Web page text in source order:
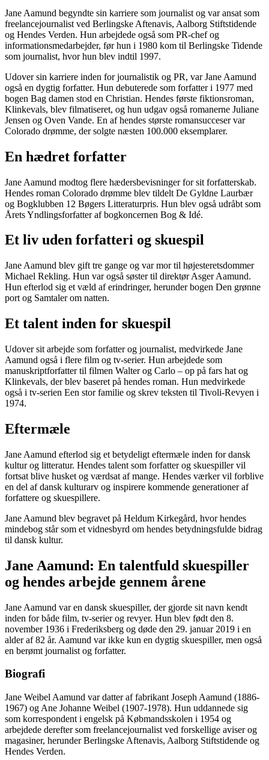
Jane Aamund begyndte sin karriere som journalist og var ansat som
freelancejournalist ved Berlingske Aftenavis, Aalborg Stiftstidende
og Hendes Verden. Hun arbejdede også som PR-chef og
informationsmedarbejder, før hun i 1980 kom til Berlingske Tidende
som journalist, hvor hun blev indtil 1997.
Udover sin karriere inden for journalistik og PR, var Jane Aamund
også en dygtig forfatter. Hun debuterede som forfatter i 1977 med
bogen Bag damen stod en Christian. Hendes første fiktionsroman,
Klinkevals, blev filmatiseret, og hun udgav også romanerne Juliane
Jensen og Oven Vande. En af hendes største romansucceser var
Colorado drømme, der solgte næsten 100.000 eksemplarer.
En hædret forfatter
Jane Aamund modtog flere hædersbevisninger for sit forfatterskab.
Hendes roman Colorado drømme blev tildelt De Gyldne Laurbær
og Bogklubben 12 Bøgers Litteraturpris. Hun blev også udråbt som
Årets Yndlingsforfatter af bogkoncernen Bog & Idé.
Et liv uden forfatteri og skuespil
Jane Aamund blev gift tre gange og var mor til højesteretsdommer
Michael Rekling. Hun var også søster til direktør Asger Aamund.
Hun efterlod sig et væld af erindringer, herunder bogen Den grønne
port og Samtaler om natten.
Et talent inden for skuespil
Udover sit arbejde som forfatter og journalist, medvirkede Jane
Aamund også i flere film og tv-serier. Hun arbejdede som
manuskriptforfatter til filmen Walter og Carlo – op på fars hat og
Klinkevals, der blev baseret på hendes roman. Hun medvirkede
også i tv-serien Een stor familie og skrev teksten til Tivoli-Revyen i
1974.
Eftermæle
Jane Aamund efterlod sig et betydeligt eftermæle inden for dansk
kultur og litteratur. Hendes talent som forfatter og skuespiller vil
fortsat blive husket og værdsat af mange. Hendes værker vil forblive
en del af dansk kulturarv og inspirere kommende generationer af
forfattere og skuespillere.
Jane Aamund blev begravet på Heldum Kirkegård, hvor hendes
mindebog står som et vidnesbyrd om hendes betydningsfulde bidrag
til dansk kultur.
Jane Aamund: En talentfuld skuespiller
og hendes arbejde gennem årene
Jane Aamund var en dansk skuespiller, der gjorde sit navn kendt
inden for både film, tv-serier og revyer. Hun blev født den 8.
november 1936 i Frederiksberg og døde den 29. januar 2019 i en
alder af 82 år. Aamund var ikke kun en dygtig skuespiller, men også
en berømt journalist og forfatter.
Biografi
Jane Weibel Aamund var datter af fabrikant Joseph Aamund (1886-
1967) og Ane Johanne Weibel (1907-1978). Hun uddannede sig
som korrespondent i engelsk på Købmandsskolen i 1954 og
arbejdede derefter som freelancejournalist ved forskellige aviser og
magasiner, herunder Berlingske Aftenavis, Aalborg Stiftstidende og
Hendes Verden.